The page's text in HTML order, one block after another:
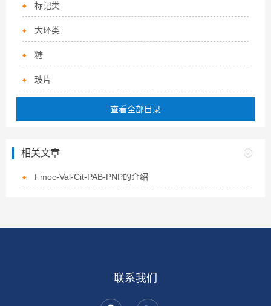
标记类
大环类
糖
玻片
查看全部目录
相关文章
Fmoc-Val-Cit-PAB-PNP的介绍
联系我们